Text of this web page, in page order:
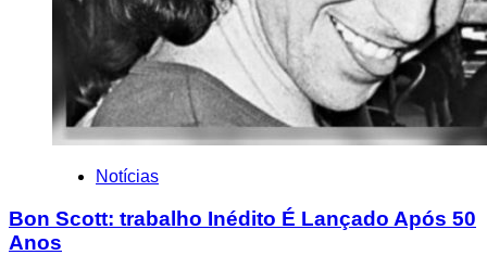
Notícias
Bon Scott: trabalho Inédito É Lançado Após 50
Anos